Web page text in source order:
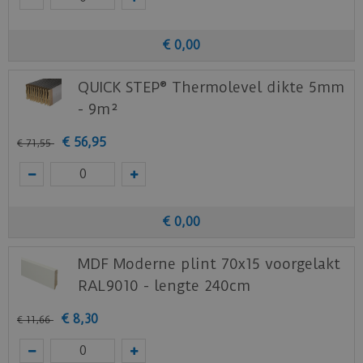
€ 0,00
QUICK STEP® Thermolevel dikte 5mm
- 9m²
€ 71,55 € 56,95
€ 0,00
MDF Moderne plint 70x15 voorgelakt
RAL9010 - lengte 240cm
€ 11,66 € 8,30